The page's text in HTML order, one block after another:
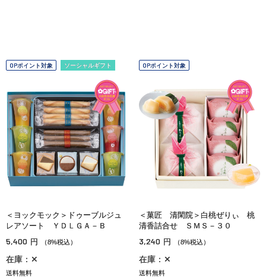
OPポイント対象 ソーシャルギフト
＜ヨックモック＞ドゥーブルジュ
レアソート ＹＤＬＧＡ－Ｂ
5,400 円 （8%税込）
在庫：✕
送料無料
OPポイント対象
＜菓匠 清閑院＞白桃ぜりぃ 桃
清香詰合せ ＳＭＳ－３０
3,240 円 （8%税込）
在庫：✕
送料無料